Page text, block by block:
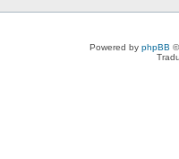
Powered by phpBB